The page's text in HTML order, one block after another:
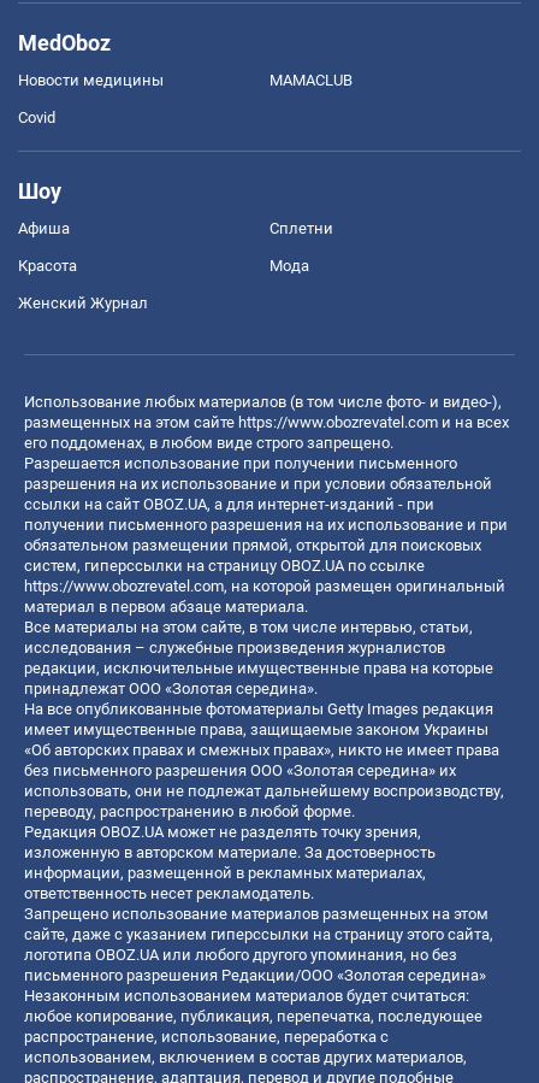
MedOboz
Новости медицины MAMACLUB
Covid
Шоу
Афиша Сплетни
Красота Мода
Женский Журнал
Использование любых материалов (в том числе фото- и видео-),
размещенных на этом сайте https://www.obozrevatel.com и на всех
его поддоменах, в любом виде строго запрещено.
Разрешается использование при получении письменного
разрешения на их использование и при условии обязательной
ссылки на сайт OBOZ.UA, а для интернет-изданий - при
получении письменного разрешения на их использование и при
обязательном размещении прямой, открытой для поисковых
систем, гиперссылки на страницу OBOZ.UA по ссылке
https://www.obozrevatel.com, на которой размещен оригинальный
материал в первом абзаце материала.
Все материалы на этом сайте, в том числе интервью, статьи,
исследования – служебные произведения журналистов
редакции, исключительные имущественные права на которые
принадлежат ООО «Золотая середина».
На все опубликованные фотоматериалы Getty Images редакция
имеет имущественные права, защищаемые законом Украины
«Об авторских правах и смежных правах», никто не имеет права
без письменного разрешения ООО «Золотая середина» их
использовать, они не подлежат дальнейшему воспроизводству,
переводу, распространению в любой форме.
Редакция OBOZ.UA может не разделять точку зрения,
изложенную в авторском материале. За достоверность
информации, размещенной в рекламных материалах,
ответственность несет рекламодатель.
Запрещено использование материалов размещенных на этом
сайте, даже с указанием гиперссылки на страницу этого сайта,
логотипа OBOZ.UA или любого другого упоминания, но без
письменного разрешения Редакции/ООО «Золотая середина»
Незаконным использованием материалов будет считаться:
любое копирование, публикация, перепечатка, последующее
распространение, использование, переработка с
использованием, включением в состав других материалов,
распространение, адаптация, перевод и другие подобные